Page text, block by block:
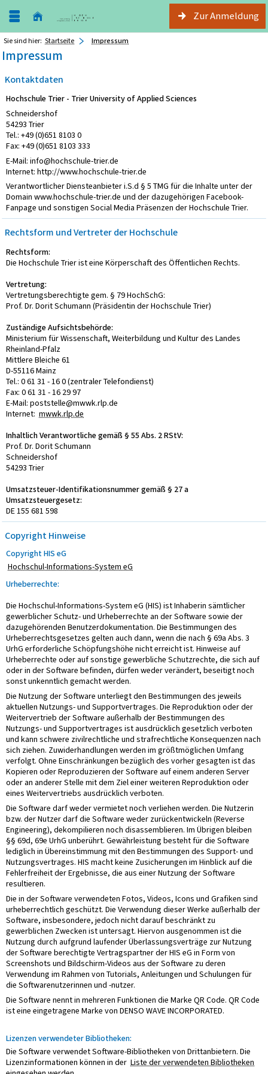
Zur Anmeldung
Sie sind hier: Startseite Impressum
Impressum
Kontaktdaten
Hochschule Trier - Trier University of Applied Sciences
Schneidershof
54293 Trier
Tel.: +49 (0)651 8103 0
Fax: +49 (0)651 8103 333
E-Mail: info@hochschule-trier.de
Internet: http://www.hochschule-trier.de
Verantwortlicher Diensteanbieter i.S.d § 5 TMG für die Inhalte unter der
Domain www.hochschule-trier.de und der dazugehörigen Facebook-
Fanpage und sonstigen Social Media Präsenzen der Hochschule Trier.
Rechtsform und Vertreter der Hochschule
Rechtsform:
Die Hochschule Trier ist eine Körperschaft des Öffentlichen Rechts.
Vertretung:
Vertretungsberechtigte gem. § 79 HochSchG:
Prof. Dr. Dorit Schumann (Präsidentin der Hochschule Trier)
Zuständige Aufsichtsbehörde:
Ministerium für Wissenschaft, Weiterbildung und Kultur des Landes
Rheinland-Pfalz
Mittlere Bleiche 61
D-55116 Mainz
Tel.: 0 61 31 - 16 0 (zentraler Telefondienst)
Fax: 0 61 31 - 16 29 97
E-Mail: poststelle@mwwk.rlp.de
Internet: mwwk.rlp.de
Inhaltlich Verantwortliche gemäß § 55 Abs. 2 RStV:
Prof. Dr. Dorit Schumann
Schneidershof
54293 Trier
Umsatzsteuer-Identifikationsnummer gemäß § 27 a
Umsatzsteuergesetz:
DE 155 681 598
Copyright Hinweise
Copyright HIS eG
Hochschul-Informations-System eG
Urheberrechte:
Die Hochschul-Informations-System eG (HIS) ist Inhaberin sämtlicher
gewerblicher Schutz- und Urheberrechte an der Software sowie der
dazugehörenden Benutzerdokumentation. Die Bestimmungen des
Urheberrechtsgesetzes gelten auch dann, wenn die nach § 69a Abs. 3
UrhG erforderliche Schöpfungshöhe nicht erreicht ist. Hinweise auf
Urheberrechte oder auf sonstige gewerbliche Schutzrechte, die sich auf
oder in der Software befinden, dürfen weder verändert, beseitigt noch
sonst unkenntlich gemacht werden.
Die Nutzung der Software unterliegt den Bestimmungen des jeweils
aktuellen Nutzungs- und Supportvertrages. Die Reproduktion oder der
Weitervertrieb der Software außerhalb der Bestimmungen des
Nutzungs- und Supportvertrages ist ausdrücklich gesetzlich verboten
und kann schwere zivilrechtliche und strafrechtliche Konsequenzen nach
sich ziehen. Zuwiderhandlungen werden im größtmöglichen Umfang
verfolgt. Ohne Einschränkungen bezüglich des vorher gesagten ist das
Kopieren oder Reproduzieren der Software auf einem anderen Server
oder an anderer Stelle mit dem Ziel einer weiteren Reproduktion oder
eines Weitervertriebs ausdrücklich verboten.
Die Software darf weder vermietet noch verliehen werden. Die Nutzerin
bzw. der Nutzer darf die Software weder zurückentwickeln (Reverse
Engineering), dekompilieren noch disassemblieren. Im Übrigen bleiben
§§ 69d, 69e UrhG unberührt. Gewährleistung besteht für die Software
lediglich in Übereinstimmung mit den Bestimmungen des Support- und
Nutzungsvertrages. HIS macht keine Zusicherungen im Hinblick auf die
Fehlerfreiheit der Ergebnisse, die aus einer Nutzung der Software
resultieren.
Die in der Software verwendeten Fotos, Videos, Icons und Grafiken sind
urheberrechtlich geschützt. Die Verwendung dieser Werke außerhalb der
Software, insbesondere, jedoch nicht darauf beschränkt zu
gewerblichen Zwecken ist untersagt. Hiervon ausgenommen ist die
Nutzung durch aufgrund laufender Überlassungsverträge zur Nutzung
der Software berechtigte Vertragspartner der HIS eG in Form von
Screenshots und Bildschirm-Videos aus der Software zu deren
Verwendung im Rahmen von Tutorials, Anleitungen und Schulungen für
die Softwarenutzerinnen und -nutzer.
Die Software nennt in mehreren Funktionen die Marke QR Code. QR Code
ist eine eingetragene Marke von DENSO WAVE INCORPORATED.
Lizenzen verwendeter Bibliotheken:
Die Software verwendet Software-Bibliotheken von Drittanbietern. Die
Lizenzinformationen können in der Liste der verwendeten Bibliotheken